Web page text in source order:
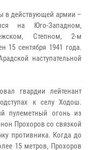
в действующей армии –
на Юго-Западном,
Степном, 2-м
15 сентября 1941 года.
наступательной
гвардии лейтенант
к селу Ходош.
пулеметный огонь из
Прохоров со связкой
противника. Когда до
15 метров, Прохоров